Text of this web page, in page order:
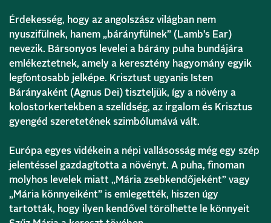
Érdekesség, hogy az angolszász világban nem
nyuszifülnek, hanem „bárányfülnek” (Lamb’s Ear)
nevezik. Bársonyos levelei a bárány puha bundájára
emlékeztetnek, amely a keresztény hagyomány egyik
legfontosabb jelképe. Krisztust ugyanis Isten
Bárányaként (Agnus Dei) tiszteljük, így a növény a
kolostorkertekben a szelídség, az irgalom és Krisztus
gyengéd szeretetének szimbólumává vált.
Európa egyes vidékein a népi vallásosság még egy szép
jelentéssel gazdagította a növényt. A puha, finoman
molyhos levelek miatt „Mária zsebkendőjeként” vagy
„Mária könnyeiként” is emlegették, hiszen úgy
tartották, hogy ilyen kendővel törölhette le könnyeit